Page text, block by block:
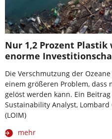
Nur 1,2 Prozent Plastik
enorme
Die Verschmutzung der
einem größeren Problem, dass
gelöst werden kann. Ein
Sustainability Analyst,
(LOIM)
mehr